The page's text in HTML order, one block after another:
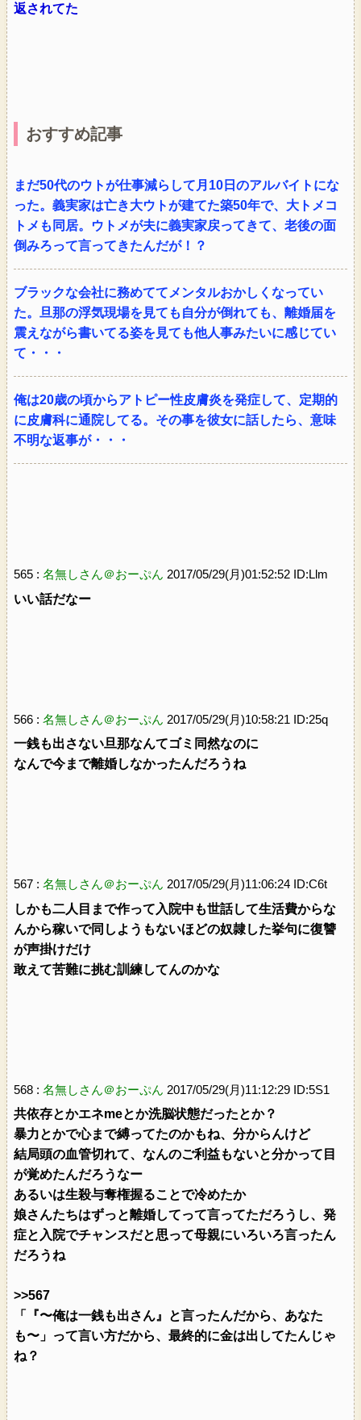
返されてた
おすすめ記事
まだ50代のウトが仕事減らして月10日のアルバイトにな
った。義実家は亡き大ウトが建てた築50年で、大トメコ
トメも同居。ウトメが夫に義実家戻ってきて、老後の面
倒みろって言ってきたんだが！？
ブラックな会社に務めててメンタルおかしくなってい
た。旦那の浮気現場を見ても自分が倒れても、離婚届を
震えながら書いてる姿を見ても他人事みたいに感じてい
て・・・
俺は20歳の頃からアトピー性皮膚炎を発症して、定期的
に皮膚科に通院してる。その事を彼女に話したら、意味
不明な返事が・・・
565 : 名無しさん＠おーぷん 2017/05/29(月)01:52:52 ID:Llm
いい話だなー
566 : 名無しさん＠おーぷん 2017/05/29(月)10:58:21 ID:25q
一銭も出さない旦那なんてゴミ同然なのに
なんで今まで離婚しなかったんだろうね
567 : 名無しさん＠おーぷん 2017/05/29(月)11:06:24 ID:C6t
しかも二人目まで作って入院中も世話して生活費からな
んから稼いで同しようもないほどの奴隷した挙句に復讐
が声掛けだけ
敢えて苦難に挑む訓練してんのかな
568 : 名無しさん＠おーぷん 2017/05/29(月)11:12:29 ID:5S1
共依存とかエネmeとか洗脳状態だったとか？
暴力とかで心まで縛ってたのかもね、分からんけど
結局頭の血管切れて、なんのご利益もないと分かって目
が覚めたんだろうなー
あるいは生殺与奪権握ることで冷めたか
娘さんたちはずっと離婚してって言ってただろうし、発
症と入院でチャンスだと思って母親にいろいろ言ったん
だろうね
>>567
「『〜俺は一銭も出さん』と言ったんだから、あなた
も〜」って言い方だから、最終的に金は出してたんじゃ
ね？